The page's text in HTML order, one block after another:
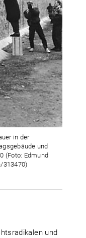
in der
und
(Foto: Edmund
313470)
und